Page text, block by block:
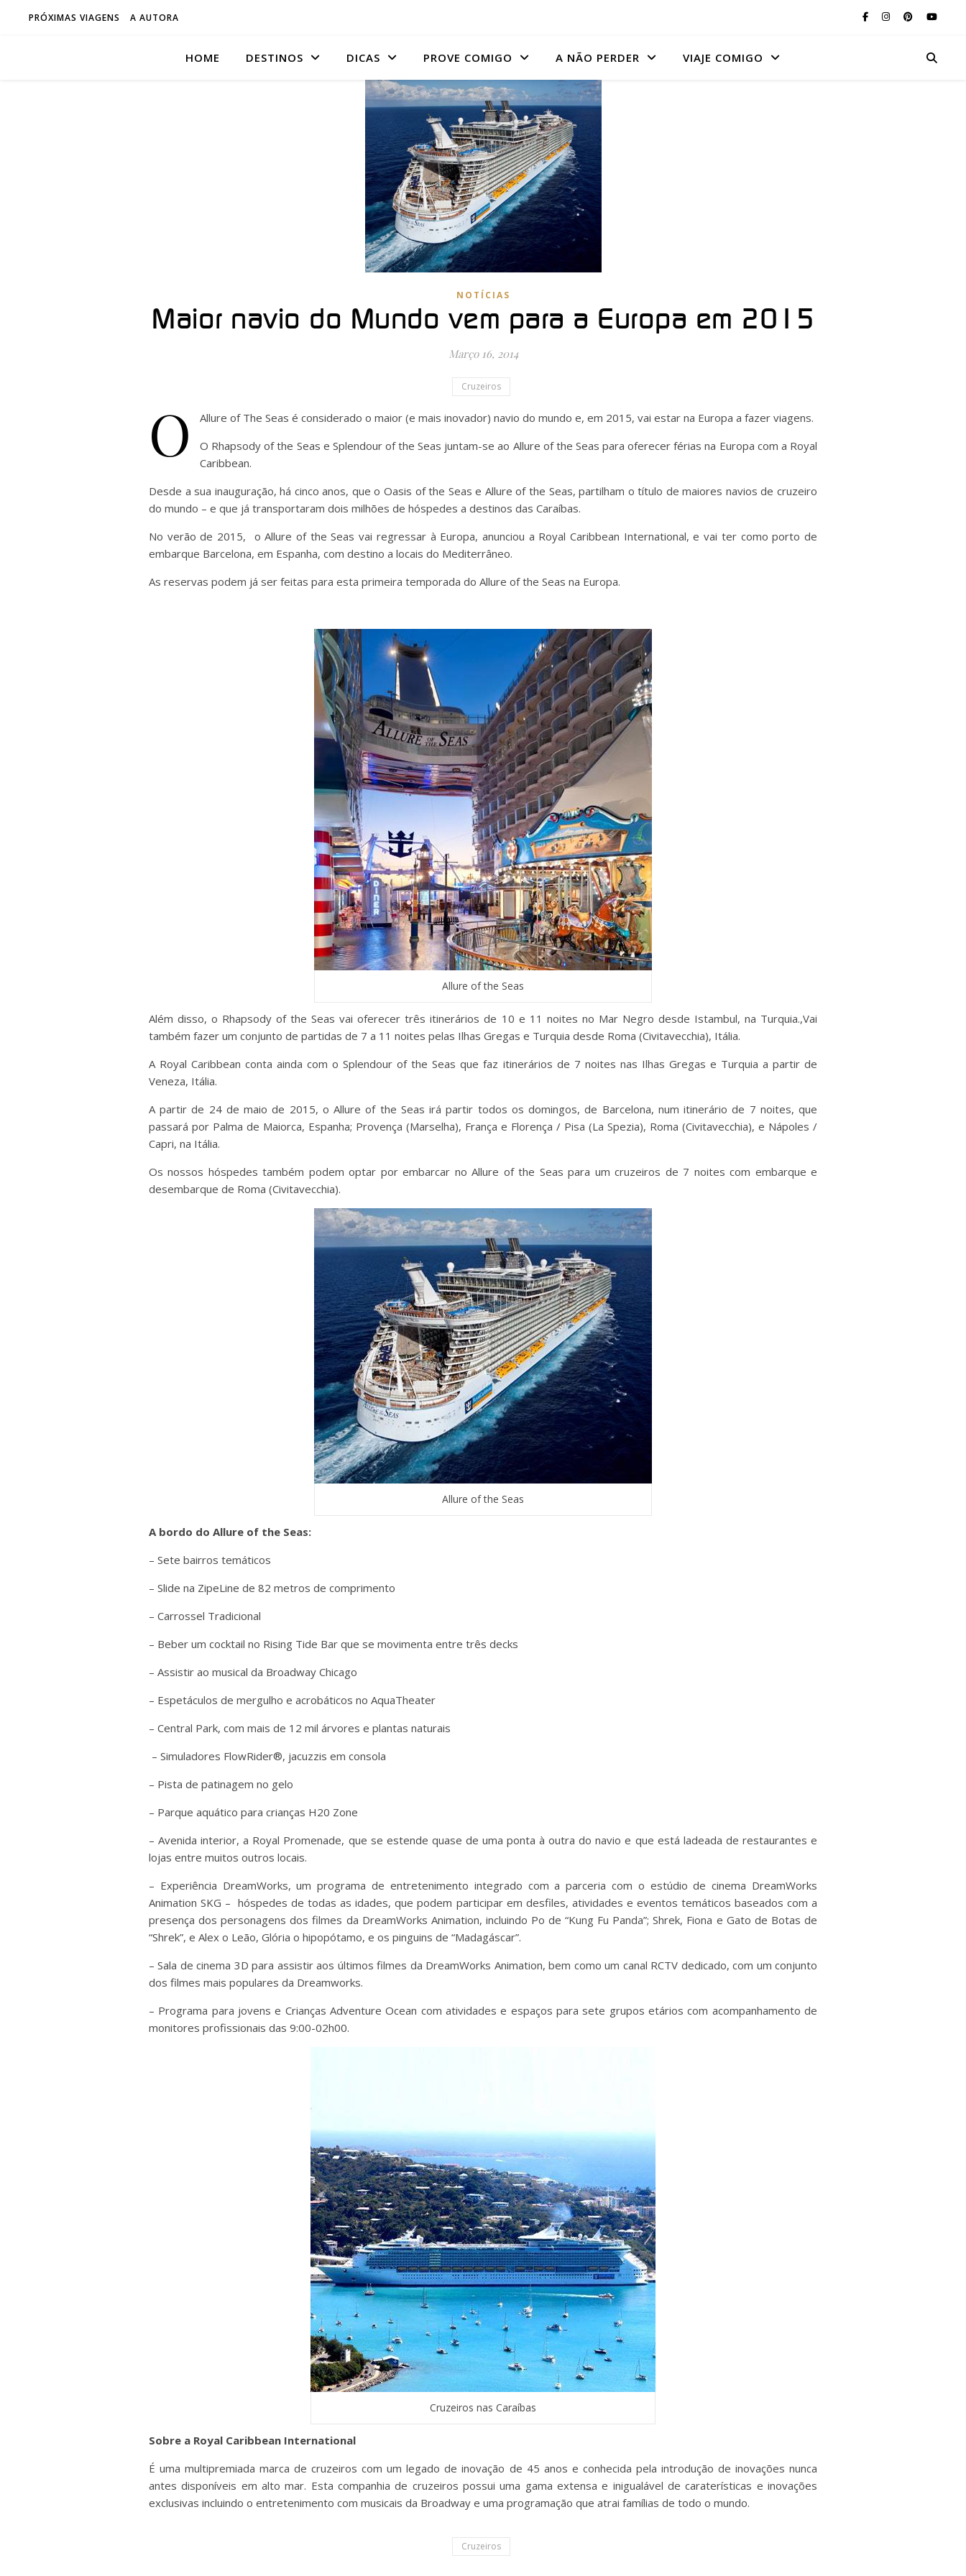
PRÓXIMAS VIAGENS A AUTORA
HOME DESTINOS DICAS PROVE COMIGO A NÃO PERDER VIAJE COMIGO
NOTÍCIAS
Maior navio do Mundo vem para a Europa em 2015
Março 16, 2014
Cruzeiros
O
Allure of The Seas é considerado o maior (e mais inovador) navio do mundo e, em 2015, vai estar na Europa a fazer viagens.
O Rhapsody of the Seas e Splendour of the Seas juntam-se ao Allure of the Seas para oferecer férias na Europa com a Royal
Caribbean.
Desde a sua inauguração, há cinco anos, que o Oasis of the Seas e Allure of the Seas, partilham o título de maiores navios de cruzeiro
do mundo – e que já transportaram dois milhões de hóspedes a destinos das Caraíbas.
No verão de 2015, o Allure of the Seas vai regressar à Europa, anunciou a Royal Caribbean International, e vai ter como porto de
embarque Barcelona, em Espanha, com destino a locais do Mediterrâneo.
As reservas podem já ser feitas para esta primeira temporada do Allure of the Seas na Europa.
Allure of the Seas
Além disso, o Rhapsody of the Seas vai oferecer três itinerários de 10 e 11 noites no Mar Negro desde Istambul, na Turquia.,Vai
também fazer um conjunto de partidas de 7 a 11 noites pelas Ilhas Gregas e Turquia desde Roma (Civitavecchia), Itália.
A Royal Caribbean conta ainda com o Splendour of the Seas que faz itinerários de 7 noites nas Ilhas Gregas e Turquia a partir de
Veneza, Itália.
A partir de 24 de maio de 2015, o Allure of the Seas irá partir todos os domingos, de Barcelona, num itinerário de 7 noites, que
passará por Palma de Maiorca, Espanha; Provença (Marselha), França e Florença / Pisa (La Spezia), Roma (Civitavecchia), e Nápoles /
Capri, na Itália.
Os nossos hóspedes também podem optar por embarcar no Allure of the Seas para um cruzeiros de 7 noites com embarque e
desembarque de Roma (Civitavecchia).
Allure of the Seas
A bordo do Allure of the Seas:
– Sete bairros temáticos
– Slide na ZipeLine de 82 metros de comprimento
– Carrossel Tradicional
– Beber um cocktail no Rising Tide Bar que se movimenta entre três decks
– Assistir ao musical da Broadway Chicago
– Espetáculos de mergulho e acrobáticos no AquaTheater
– Central Park, com mais de 12 mil árvores e plantas naturais
– Simuladores FlowRider®, jacuzzis em consola
– Pista de patinagem no gelo
– Parque aquático para crianças H20 Zone
– Avenida interior, a Royal Promenade, que se estende quase de uma ponta à outra do navio e que está ladeada de restaurantes e
lojas entre muitos outros locais.
– Experiência DreamWorks, um programa de entretenimento integrado com a parceria com o estúdio de cinema DreamWorks
Animation SKG – hóspedes de todas as idades, que podem participar em desfiles, atividades e eventos temáticos baseados com a
presença dos personagens dos filmes da DreamWorks Animation, incluindo Po de “Kung Fu Panda”; Shrek, Fiona e Gato de Botas de
“Shrek”, e Alex o Leão, Glória o hipopótamo, e os pinguins de “Madagáscar”.
– Sala de cinema 3D para assistir aos últimos filmes da DreamWorks Animation, bem como um canal RCTV dedicado, com um conjunto
dos filmes mais populares da Dreamworks.
– Programa para jovens e Crianças Adventure Ocean com atividades e espaços para sete grupos etários com acompanhamento de
monitores profissionais das 9:00-02h00.
Cruzeiros nas Caraíbas
Sobre a Royal Caribbean International
É uma multipremiada marca de cruzeiros com um legado de inovação de 45 anos e conhecida pela introdução de inovações nunca
antes disponíveis em alto mar. Esta companhia de cruzeiros possui uma gama extensa e inigualável de caraterísticas e inovações
exclusivas incluindo o entretenimento com musicais da Broadway e uma programação que atrai famílias de todo o mundo.
Cruzeiros